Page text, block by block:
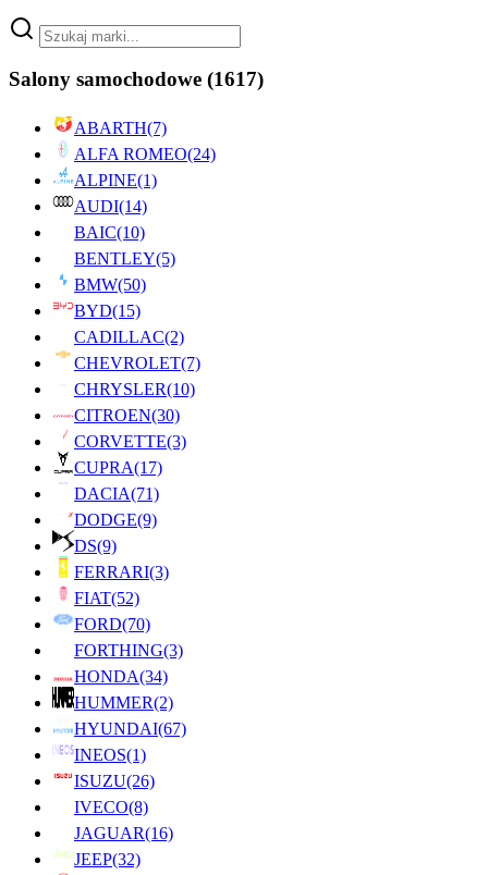
Salony samochodowe (1617)
ABARTH(7)
ALFA ROMEO(24)
ALPINE(1)
AUDI(14)
BAIC(10)
BENTLEY(5)
BMW(50)
BYD(15)
CADILLAC(2)
CHEVROLET(7)
CHRYSLER(10)
CITROEN(30)
CORVETTE(3)
CUPRA(17)
DACIA(71)
DODGE(9)
DS(9)
FERRARI(3)
FIAT(52)
FORD(70)
FORTHING(3)
HONDA(34)
HUMMER(2)
HYUNDAI(67)
INEOS(1)
ISUZU(26)
IVECO(8)
JAGUAR(16)
JEEP(32)